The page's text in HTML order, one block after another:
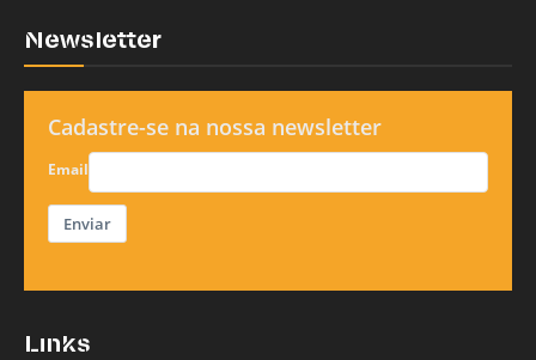
Newsletter
Cadastre-se na nossa newsletter
Email
Enviar
Links